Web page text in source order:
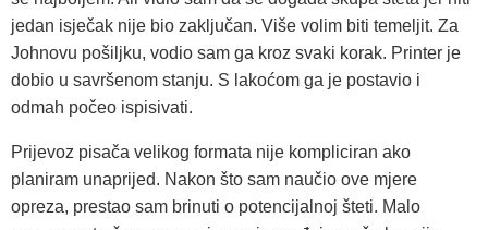
jedan isječak nije bio zaključan. Više volim biti temeljit. Za
Johnovu pošiljku, vodio sam ga kroz svaki korak. Printer je
dobio u savršenom stanju. S lakoćom ga je postavio i
odmah počeo ispisivati.
Prijevoz pisača velikog formata nije kompliciran ako
planiram unaprijed. Nakon što sam naučio ove mjere
opreza, prestao sam brinuti o potencijalnoj šteti. Malo